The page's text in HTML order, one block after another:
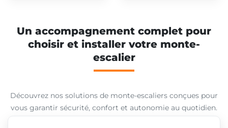
Un accompagnement complet pour
choisir et installer votre monte-
escalier
Découvrez nos solutions de monte-escaliers conçues pour
vous garantir sécurité, confort et autonomie au quotidien.